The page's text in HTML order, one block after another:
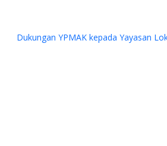
Dukungan YPMAK kepada Yayasan